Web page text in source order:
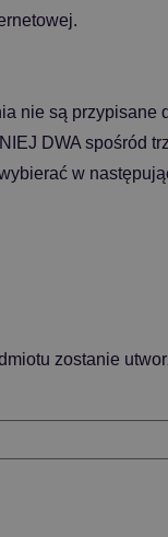
nie są przypisane
DWA spośród
w
zostanie